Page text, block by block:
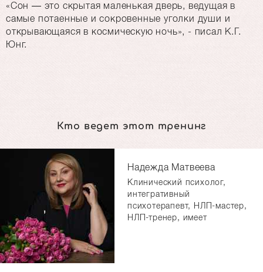
«Сон — это скрытая маленькая дверь, ведущая в
самые потаенные и сокровенные уголки души и
открывающаяся в космическую ночь», - писал К.Г.
Юнг.
Кто ведет этот тренинг
Надежда Матвеева
Клинический психолог,
интегративный
психотерапевт, НЛП-мастер,
НЛП-тренер, имеет